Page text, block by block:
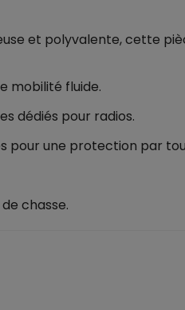
et polyvalente, cette
mobilité fluide.
dédiés pour radios.
pour une protection par
chasse.